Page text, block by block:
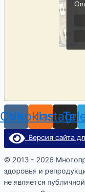
Vk
Odnoklassniki
Версия сайта
© 2013 - 2026
здоровья и
не является